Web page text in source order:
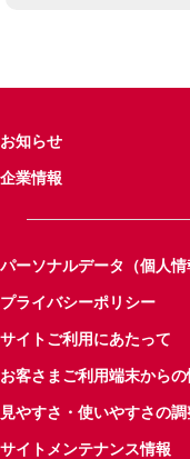
お知らせ
企業情報
パーソナルデータ（個人
プライバシーポリシー
サイトご利用にあたって
お客さまご利用端末から
見やすさ・使いやすさの調
サイトメンテナンス情報